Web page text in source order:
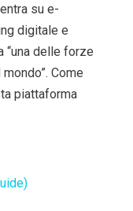
su e-
digitale e
“una delle forze
Come
piattaforma